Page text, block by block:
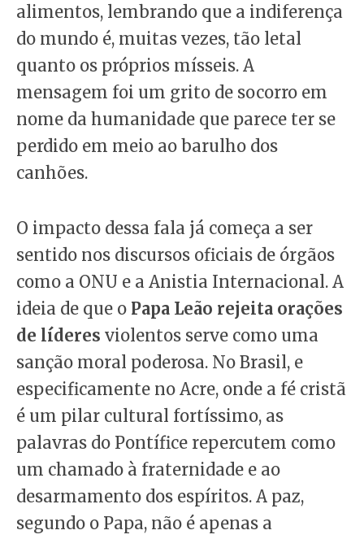
alimentos, lembrando que a indiferença
do mundo é, muitas vezes, tão letal
quanto os próprios mísseis. A
mensagem foi um grito de socorro em
nome da humanidade que parece ter se
perdido em meio ao barulho dos
canhões.
O impacto dessa fala já começa a ser
sentido nos discursos oficiais de órgãos
como a ONU e a Anistia Internacional. A
ideia de que o Papa Leão rejeita orações
de líderes violentos serve como uma
sanção moral poderosa. No Brasil, e
especificamente no Acre, onde a fé cristã
é um pilar cultural fortíssimo, as
palavras do Pontífice repercutem como
um chamado à fraternidade e ao
desarmamento dos espíritos. A paz,
segundo o Papa, não é apenas a